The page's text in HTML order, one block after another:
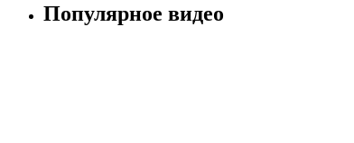
Популярное видео